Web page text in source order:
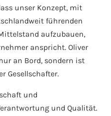
unser Konzept, mit
führenden
aufzubauen,
anspricht. Oliver
an Bord, sondern ist
Gesellschafter.
und
und Qualität.